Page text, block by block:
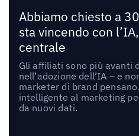
Abbiamo chiesto a
sta vincendo con
centrale
Gli affiliati sono più avanti
nell’adozione dell’IA – e
marketer di brand
intelligente al marketing
da nuovi dati.